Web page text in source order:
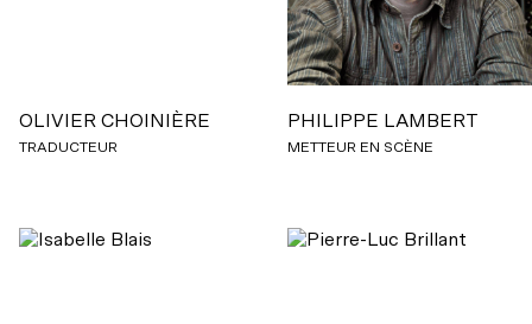
OLIVIER CHOINIÈRE
TRADUCTEUR
PHILIPPE LAMBERT
METTEUR EN SCÈNE